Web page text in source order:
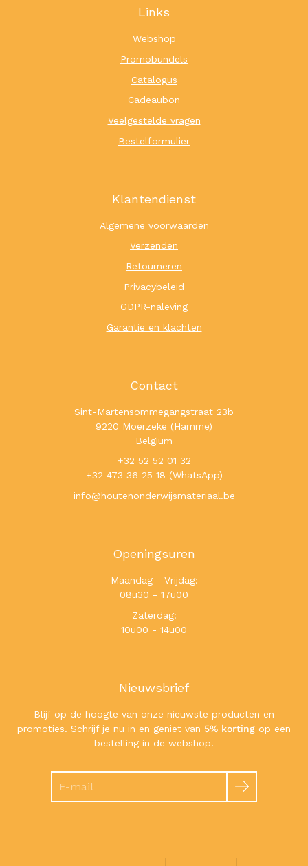
Links
Webshop
Promobundels
Catalogus
Cadeaubon
Veelgestelde vragen
Bestelformulier
Klantendienst
Algemene voorwaarden
Verzenden
Retourneren
Privacybeleid
GDPR-naleving
Garantie en klachten
Contact
Sint-Martensommegangstraat 23b
9220 Moerzeke (Hamme)
Belgium
+32 52 52 01 32
+32 473 36 25 18 (WhatsApp)
info@houtenonderwijsmateriaal.be
Openingsuren
Maandag - Vrijdag:
08u30 - 17u00
Zaterdag:
10u00 - 14u00
Nieuwsbrief
Blijf op de hoogte van onze nieuwste producten en
promoties. Schrijf je nu in en geniet van 5% korting op een
bestelling in de webshop.